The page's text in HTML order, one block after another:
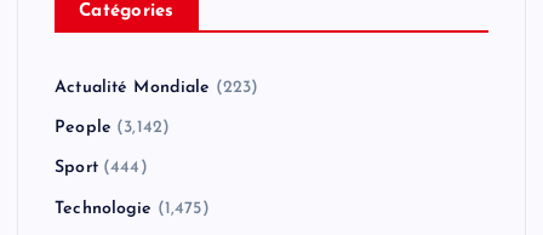
Catégories
Actualité Mondiale (223)
People (3,142)
Sport(444)
Technologie (1,475)